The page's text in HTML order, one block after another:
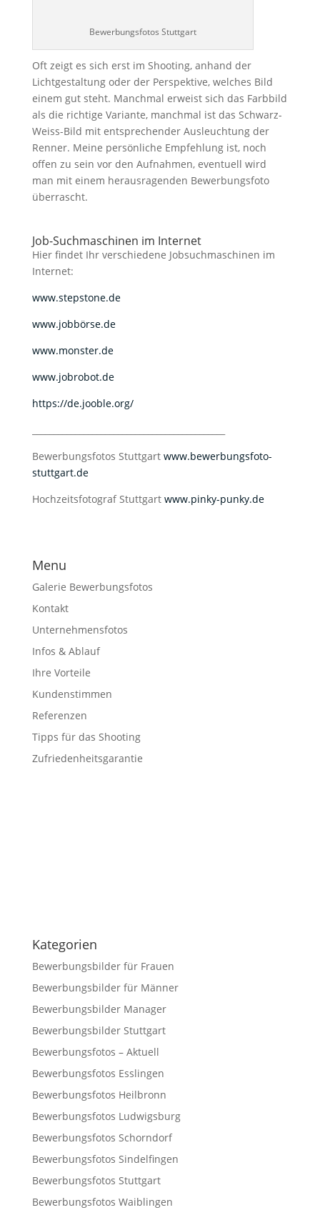
Bewerbungsfotos Stuttgart
Oft zeigt es sich erst im Shooting, anhand der
Lichtgestaltung oder der Perspektive, welches Bild
einem gut steht. Manchmal erweist sich das Farbbild
als die richtige Variante, manchmal ist das Schwarz-
Weiss-Bild mit entsprechender Ausleuchtung der
Renner. Meine persönliche Empfehlung ist, noch
offen zu sein vor den Aufnahmen, eventuell wird
man mit einem herausragenden Bewerbungsfoto
überrascht.
Job-Suchmaschinen im Internet
Hier findet Ihr verschiedene Jobsuchmaschinen im
Internet:
www.stepstone.de
www.jobbörse.de
www.monster.de
www.jobrobot.de
https://de.jooble.org/
Bewerbungsfotos Stuttgart www.bewerbungsfoto-
stuttgart.de
Hochzeitsfotograf Stuttgart www.pinky-punky.de
Menu
Galerie Bewerbungsfotos
Kontakt
Unternehmensfotos
Infos & Ablauf
Ihre Vorteile
Kundenstimmen
Referenzen
Tipps für das Shooting
Zufriedenheitsgarantie
Kategorien
Bewerbungsbilder für Frauen
Bewerbungsbilder für Männer
Bewerbungsbilder Manager
Bewerbungsbilder Stuttgart
Bewerbungsfotos – Aktuell
Bewerbungsfotos Esslingen
Bewerbungsfotos Heilbronn
Bewerbungsfotos Ludwigsburg
Bewerbungsfotos Schorndorf
Bewerbungsfotos Sindelfingen
Bewerbungsfotos Stuttgart
Bewerbungsfotos Waiblingen